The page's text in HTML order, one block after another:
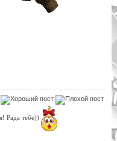
Рада тебе))